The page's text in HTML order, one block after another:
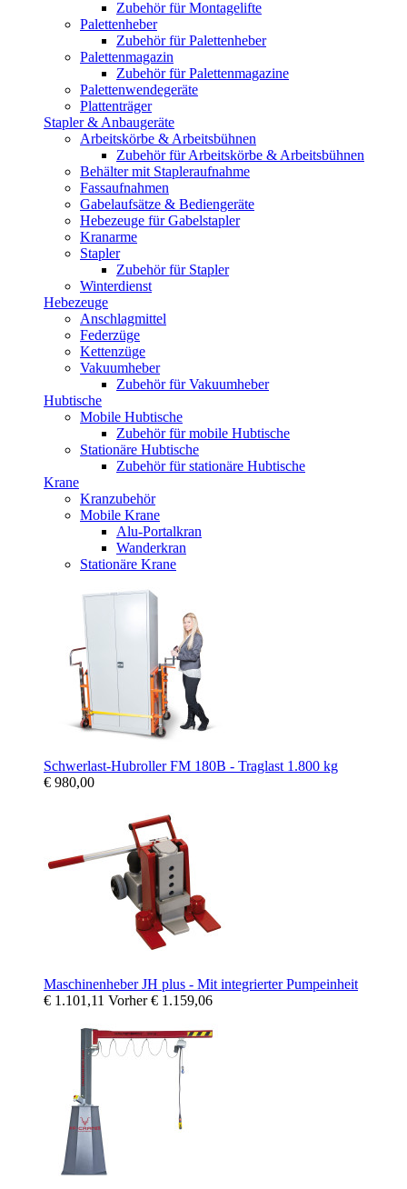
Zubehör für Montagelifte
Palettenheber
Zubehör für Palettenheber
Palettenmagazin
Zubehör für Palettenmagazine
Palettenwendegeräte
Plattenträger
Stapler & Anbaugeräte
Arbeitskörbe & Arbeitsbühnen
Zubehör für Arbeitskörbe & Arbeitsbühnen
Behälter mit Stapleraufnahme
Fassaufnahmen
Gabelaufsätze & Bediengeräte
Hebezeuge für Gabelstapler
Kranarme
Stapler
Zubehör für Stapler
Winterdienst
Hebezeuge
Anschlagmittel
Federzüge
Kettenzüge
Vakuumheber
Zubehör für Vakuumheber
Hubtische
Mobile Hubtische
Zubehör für mobile Hubtische
Stationäre Hubtische
Zubehör für stationäre Hubtische
Krane
Kranzubehör
Mobile Krane
Alu-Portalkran
Wanderkran
Stationäre Krane
Schwerlast-Hubroller FM 180B - Traglast 1.800 kg
€ 980,00
Maschinenheber JH plus - Mit integrierter Pumpeinheit
€ 1.101,11 Vorher€ 1.159,06